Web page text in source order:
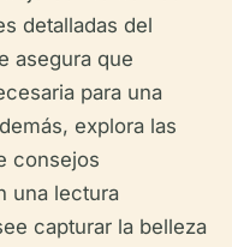
detalladas del
asegura que
para una
explora las
consejos
una lectura
capturar la belleza